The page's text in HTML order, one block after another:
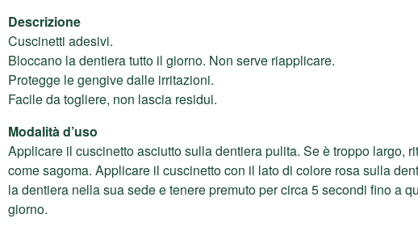
Descrizione
Cuscinetti adesivi.
Bloccano la dentiera tutto il giorno. Non serve riapplicare.
Protegge le gengive dalle irritazioni.
Facile da togliere, non lascia residui.
Modalità d’uso
Applicare il cuscinetto asciutto sulla dentiera pulita. Se è troppo largo,
come sagoma. Applicare il cuscinetto con il lato di colore rosa sulla
la dentiera nella sua sede e tenere premuto per circa 5 secondi fino a
giorno.